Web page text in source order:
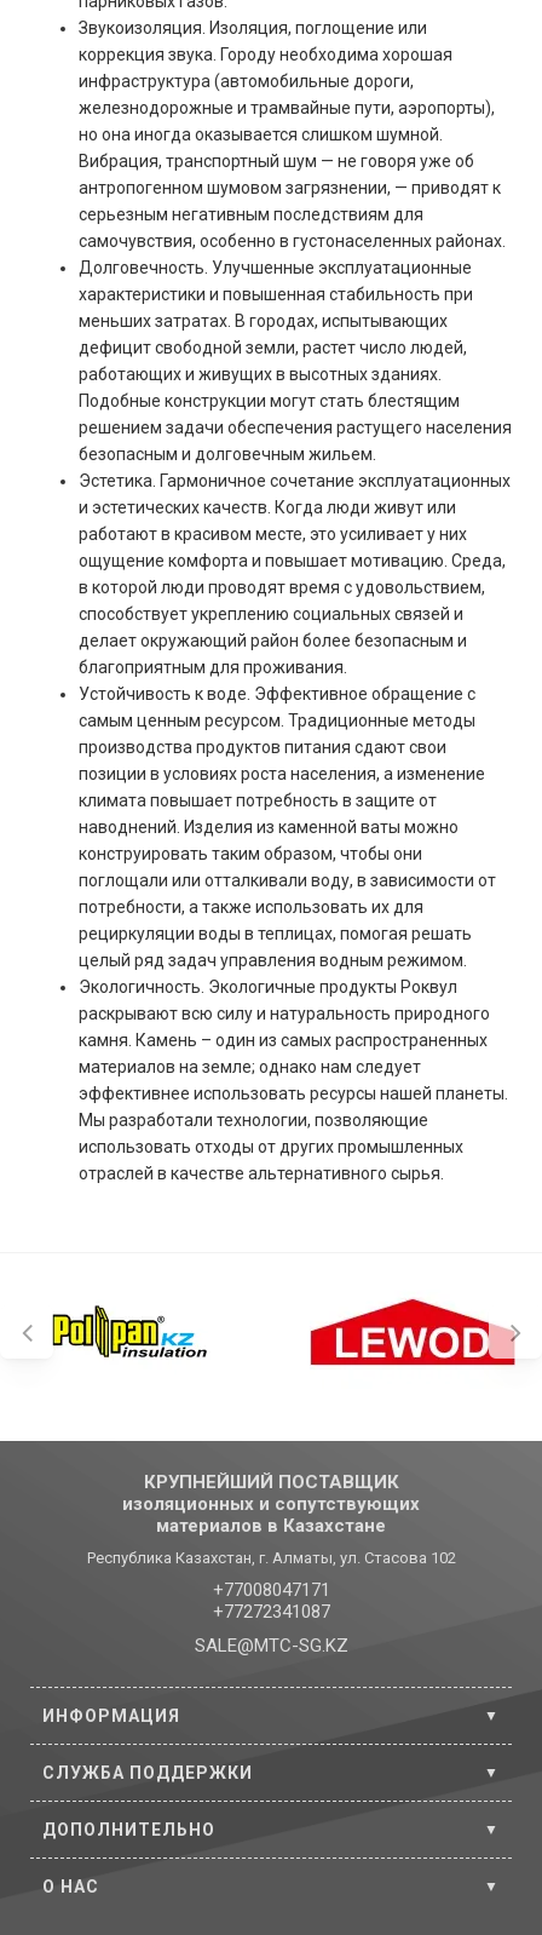
Звукоизоляция. Изоляция, поглощение или
коррекция звука. Городу необходима хорошая
инфраструктура (автомобильные дороги,
железнодорожные и трамвайные пути, аэропорты),
но она иногда оказывается слишком шумной.
Вибрация, транспортный шум — не говоря уже об
антропогенном шумовом загрязнении, — приводят к
серьезным негативным последствиям для
самочувствия, особенно в густонаселенных районах.
Долговечность. Улучшенные эксплуатационные
характеристики и повышенная стабильность при
меньших затратах. В городах, испытывающих
дефицит свободной земли, растет число людей,
работающих и живущих в высотных зданиях.
Подобные конструкции могут стать блестящим
решением задачи обеспечения растущего населения
безопасным и долговечным жильем.
Эстетика. Гармоничное сочетание эксплуатационных
и эстетических качеств. Когда люди живут или
работают в красивом месте, это усиливает у них
ощущение комфорта и повышает мотивацию. Среда,
в которой люди проводят время с удовольствием,
способствует укреплению социальных связей и
делает окружающий район более безопасным и
благоприятным для проживания.
Устойчивость к воде. Эффективное обращение с
самым ценным ресурсом. Традиционные методы
производства продуктов питания сдают свои
позиции в условиях роста населения, а изменение
климата повышает потребность в защите от
наводнений. Изделия из каменной ваты можно
конструировать таким образом, чтобы они
поглощали или отталкивали воду, в зависимости от
потребности, а также использовать их для
рециркуляции воды в теплицах, помогая решать
целый ряд задач управления водным режимом.
Экологичность. Экологичные продукты Роквул
раскрывают всю силу и натуральность природного
камня. Камень – один из самых распространенных
материалов на земле; однако нам следует
эффективнее использовать ресурсы нашей планеты.
Мы разработали технологии, позволяющие
использовать отходы от других промышленных
отраслей в качестве альтернативного сырья.
КРУПНЕЙШИЙ ПОСТАВЩИК
изоляционных и сопутствующих
материалов в Казахстане
Республика Казахстан, г. Алматы, ул. Стасова 102
+77008047171
+77272341087
SALE@MTC-SG.KZ
ИНФОРМАЦИЯ
СЛУЖБА ПОДДЕРЖКИ
ДОПОЛНИТЕЛЬНО
O НАС